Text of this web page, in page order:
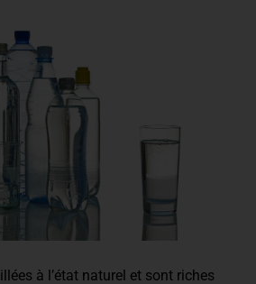
à l’état naturel et sont riches